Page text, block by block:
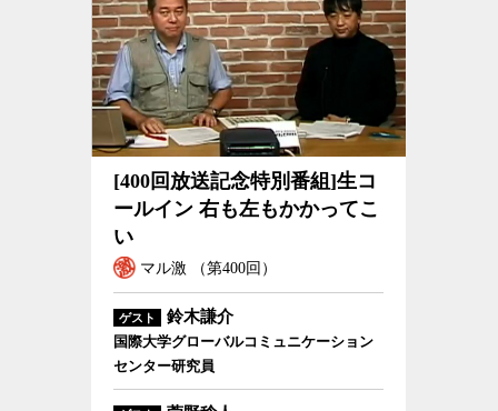
[400回放送記念特別番組]生コ
ールイン 右も左もかかってこ
い
マル激 （第400回）
ゲスト 鈴木謙介
国際大学グローバルコミュニケーション
センター研究員